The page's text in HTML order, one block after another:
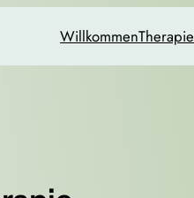
WillkommenTherapie